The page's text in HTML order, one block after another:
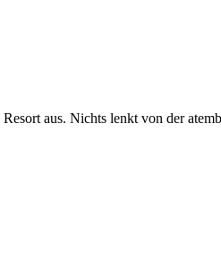
aus. Nichts lenkt von der